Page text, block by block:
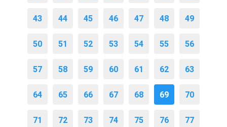
43 44 45 46 47 48 49
50 51 52 53 54 55 56
57 58 59 60 61 62 63
64 65 66 67 68 69 70
71 72 73 74 75 76 77